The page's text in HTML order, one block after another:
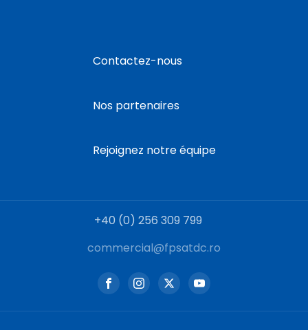
Contactez-nous
Nos partenaires
Rejoignez notre équipe
+40 (0) 256 309 799
commercial@fpsatdc.ro